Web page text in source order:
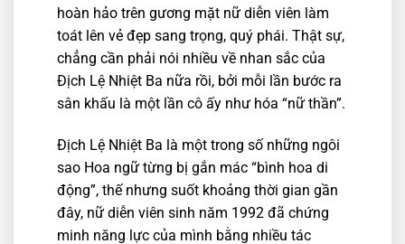
hoàn hảo trên gương mặt nữ diễn viên làm
toát lên vẻ đẹp sang trọng, quý phái. Thật sự,
chẳng cần phải nói nhiều về nhan sắc của
Địch Lệ Nhiệt Ba nữa rồi, bởi mỗi lần bước ra
sân khấu là một lần cô ấy như hóa “nữ thần”.
Địch Lệ Nhiệt Ba là một trong số những ngôi
sao Hoa ngữ từng bị gắn mác “bình hoa di
động”, thế nhưng suốt khoảng thời gian gần
đây, nữ diễn viên sinh năm 1992 đã chứng
minh năng lực của mình bằng nhiều tác